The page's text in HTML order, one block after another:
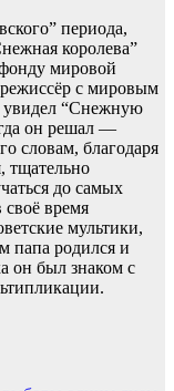
периода,
королева”
мировой
с мировым
увидел “Снежную
он решал —
словам, благодаря
тщательно
до самых
время
мультики,
папа родился и
он был знаком с